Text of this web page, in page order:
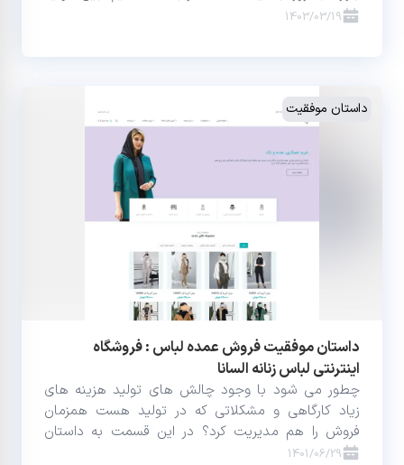
سبد کالای خانوار و سایر نیازهای ضروری مردم با کیفیت،
قیمت مناسب و بدون واسطه را با نظارت، در اختیار
شهروندان قرار می‌دهند. فروشگاه‌های زنجیر
1403/03/19
داستان موفقیت
داستان موفقیت فروش عمده لباس : فروشگاه
اینترنتی لباس زنانه السانا
چطور می شود با وجود چالش های تولید هزینه های
زیاد کارگاهی و مشکلاتی که در تولید هست همزمان
فروش را هم مدیریت کرد؟ در این قسمت به داستان
موفقیت فروشگاه اینترنتی مانتو ولیعصر (السانا) می
1401/06/29